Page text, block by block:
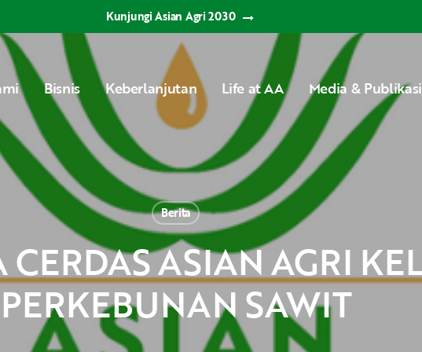
Kunjungi Asian Agri 2030
Bisnis Keberlanjutan Life at AA Media & Publikasi
Berita
PERKEBUNAN SAWIT